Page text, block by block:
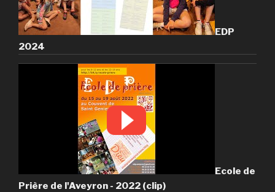
EDP
2024
Ecole de
Prière de l'Aveyron - 2022 (clip)